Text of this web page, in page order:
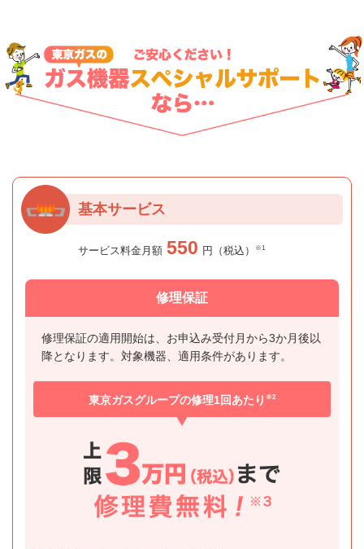
基本サービス
サービス料金月額 550 円（税込） ※1
修理保証
修理保証の適用開始は、お申込み受付月から3か月後以
降となります。対象機器、適用条件があります。
東京ガスグループの修理1回あたり ※2